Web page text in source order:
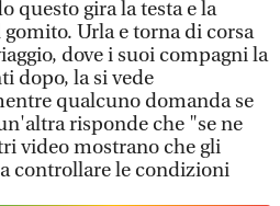
questo gira la testa e la
Urla e torna di corsa
dove i suoi compagni la
dopo, la si vede
qualcuno domanda se
risponde che "se ne
video mostrano che gli
controllare le condizioni